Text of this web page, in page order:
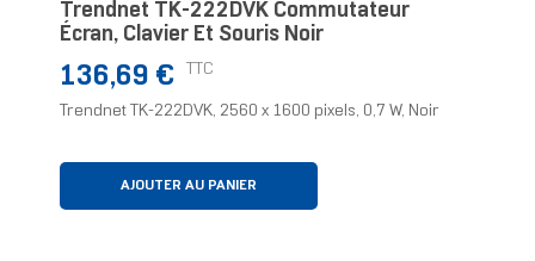
Trendnet TK-222DVK Commutateur
Écran, Clavier Et Souris Noir
Prix
136,69 € TTC
Trendnet TK-222DVK, 2560 x 1600 pixels, 0,7 W, Noir
AJOUTER AU PANIER